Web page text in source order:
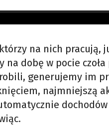
na nich pracują,
dobę w pocie
generujemy im
najmniejszą